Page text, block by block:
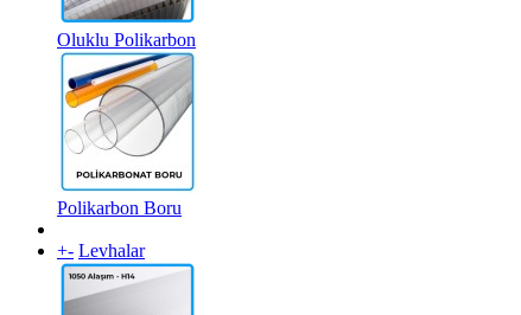
Oluklu Polikarbon
Polikarbon Boru
+- Levhalar